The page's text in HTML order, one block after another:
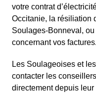
votre contrat
Occitanie, la résiliation
Soulages-Bonneval,
concernant vos factures.
Les Soulageoises et
contacter les
directement depuis